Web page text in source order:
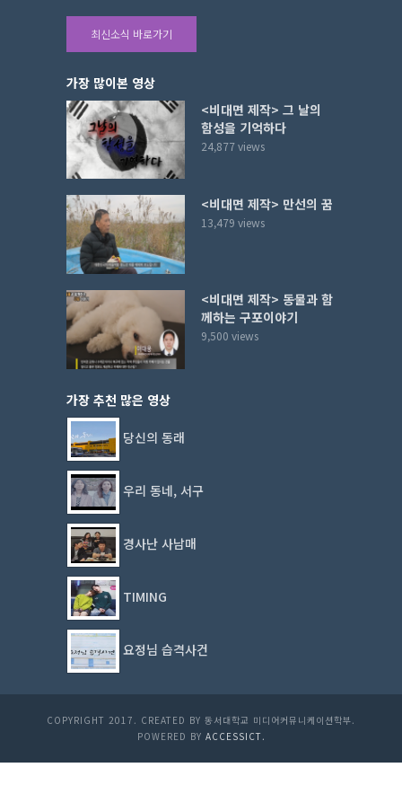
최신소식 바로가기
가장 많이본 영상
<비대면 제작> 그 날의
함성을 기억하다
24,877 views
<비대면 제작> 만선의 꿈
13,479 views
<비대면 제작> 동물과 함
께하는 구포이야기
9,500 views
가장 추천 많은 영상
당신의 동래
우리 동네, 서구
경사난 사남매
TIMING
요정님 습격사건
COPYRIGHT 2017. CREATED BY 동서대학교 미디어커뮤니케이션학부.
POWERED BY ACCESSICT.